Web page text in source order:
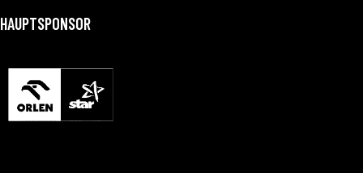
HAUPTSPONSOR